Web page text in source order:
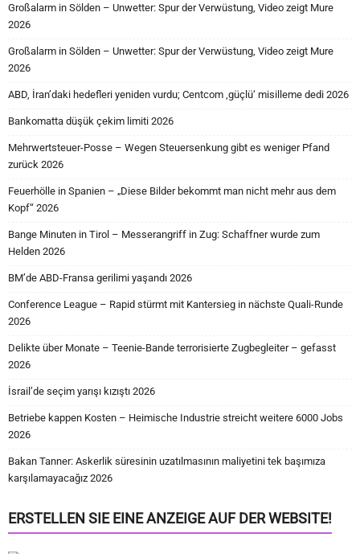
Großalarm in Sölden – Unwetter: Spur der Verwüstung, Video zeigt Mure
2026
Großalarm in Sölden – Unwetter: Spur der Verwüstung, Video zeigt Mure
2026
ABD, İran’daki hedefleri yeniden vurdu; Centcom ‚güçlü‘ misilleme dedi 2026
Bankomatta düşük çekim limiti 2026
Mehrwertsteuer-Posse – Wegen Steuersenkung gibt es weniger Pfand
zurück 2026
Feuerhölle in Spanien – „Diese Bilder bekommt man nicht mehr aus dem
Kopf“ 2026
Bange Minuten in Tirol – Messerangriff in Zug: Schaffner wurde zum
Helden 2026
BM’de ABD-Fransa gerilimi yaşandı 2026
Conference League – Rapid stürmt mit Kantersieg in nächste Quali-Runde
2026
Delikte über Monate – Teenie-Bande terrorisierte Zugbegleiter – gefasst
2026
İsrail’de seçim yarışı kızıştı 2026
Betriebe kappen Kosten – Heimische Industrie streicht weitere 6000 Jobs
2026
Bakan Tanner: Askerlik süresinin uzatılmasının maliyetini tek başımıza
karşılamayacağız 2026
ERSTELLEN SIE EINE ANZEIGE AUF DER WEBSITE!